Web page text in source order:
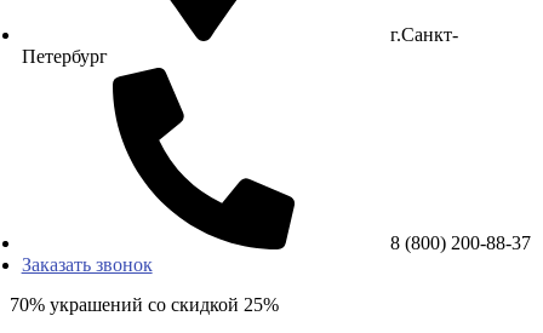
г.Санкт-
Петербург
8 (800) 200-88-37
Заказать звонок
70% украшений со скидкой 25%